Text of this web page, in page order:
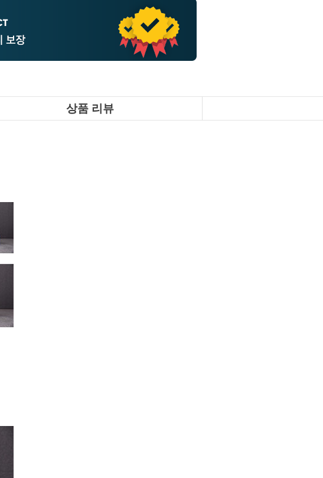
상품 리뷰